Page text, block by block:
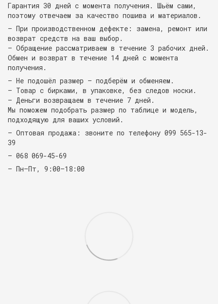
Гарантия 30 дней с момента получения. Шьём сами,
поэтому отвечаем за качество пошива и материалов.
— При производственном дефекте: замена, ремонт или
возврат средств на ваш выбор.
— Обращение рассматриваем в течение 3 рабочих дней.
Обмен и возврат в течение 14 дней с момента
получения.
— Не подошёл размер — подберём и обменяем.
— Товар с бирками, в упаковке, без следов носки.
— Деньги возвращаем в течение 7 дней.
Мы поможем подобрать размер по таблице и модель,
подходящую для ваших условий.
— Оптовая продажа: звоните по телефону 099 565-13-
39
— 068 069-45-69
— Пн–Пт, 9:00–18:00